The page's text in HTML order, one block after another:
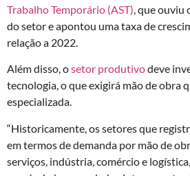
Trabalho Temporário (AST), que ouviu
do setor e apontou uma taxa de
relação a 2022.
Além disso, osetor produtivodeve
tecnologia, o que exigirá mão de obra
especializada.
“Historicamente, os setores que
em termos de demanda por mão de
serviços, indústria, comércio e